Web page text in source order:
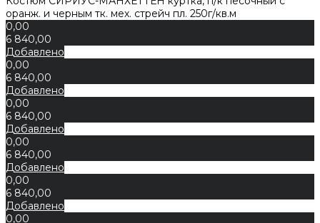
оранж. и черным тк. мех. стрейч пл. 250г/кв.м
0,00
6 840,00
Добавлено
0,00
6 840,00
Добавлено
0,00
6 840,00
Добавлено
0,00
6 840,00
Добавлено
0,00
6 840,00
Добавлено
0,00